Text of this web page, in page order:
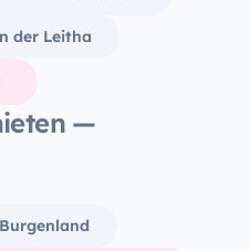
der Leitha
—
Burgenland